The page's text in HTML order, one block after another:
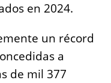
en 2024.
un récord
a
de mil 377